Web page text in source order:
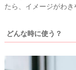
たら、イメージがわき
どんな時に使う？